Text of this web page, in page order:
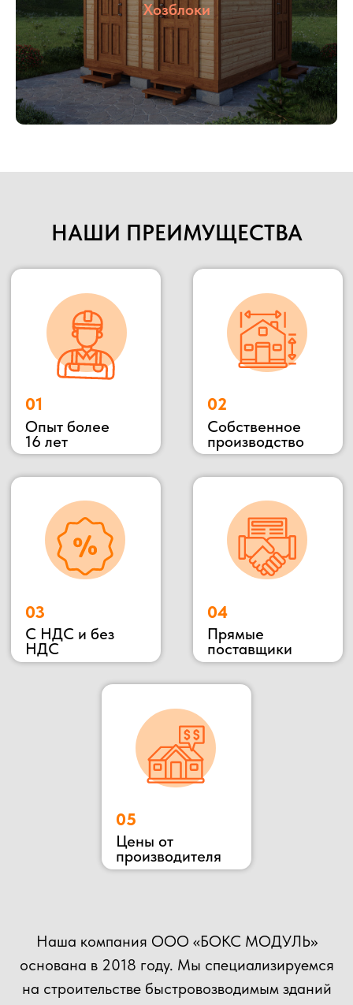
Хозблоки
НАШИ ПРЕИМУЩЕСТВА
Наше производство всегда открыто для
потенциальных клиентов и партнеров, Вы
можете всегда к нам приехать в гости,
убедиться в качестве материалов и взглянуть на
сам процесс изготовления.
Подробнее
ВЫ МОЖЕТЕ ОТПРАВИТЬ СВОЙ ПРОЕКТ НА
РАСЧЕТ НАШИМ СПЕЦИАЛИСТАМ!